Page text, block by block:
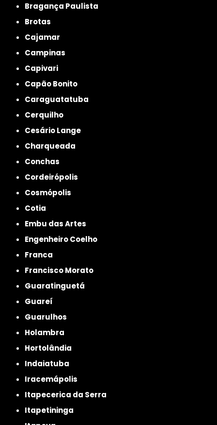
Bragança Paulista
Brotas
Cajamar
Campinas
Capivari
Capão Bonito
Caraguatatuba
Cerquilho
Cesário Lange
Charqueada
Conchas
Cordeirópolis
Cosmópolis
Cotia
Embu das Artes
Engenheiro Coelho
Franca
Francisco Morato
Guaratinguetá
Guareí
Guarulhos
Holambra
Hortolândia
Indaiatuba
Iracemápolis
Itapecerica da Serra
Itapetininga